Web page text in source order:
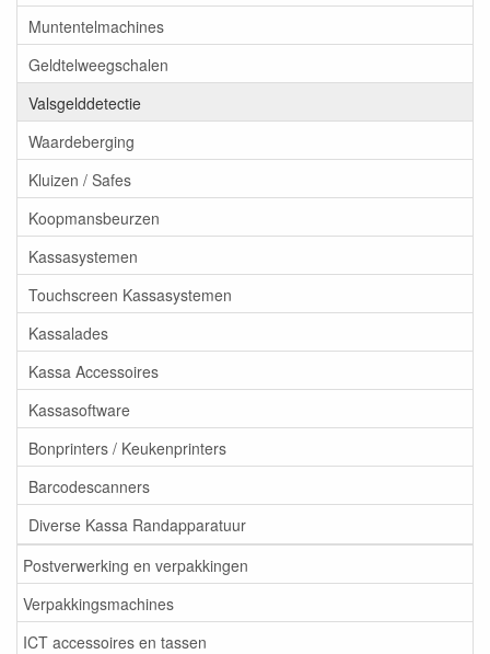
Muntentelmachines
Geldtelweegschalen
Valsgelddetectie
Waardeberging
Kluizen / Safes
Koopmansbeurzen
Kassasystemen
Touchscreen Kassasystemen
Kassalades
Kassa Accessoires
Kassasoftware
Bonprinters / Keukenprinters
Barcodescanners
Diverse Kassa Randapparatuur
Postverwerking en verpakkingen
Verpakkingsmachines
ICT accessoires en tassen